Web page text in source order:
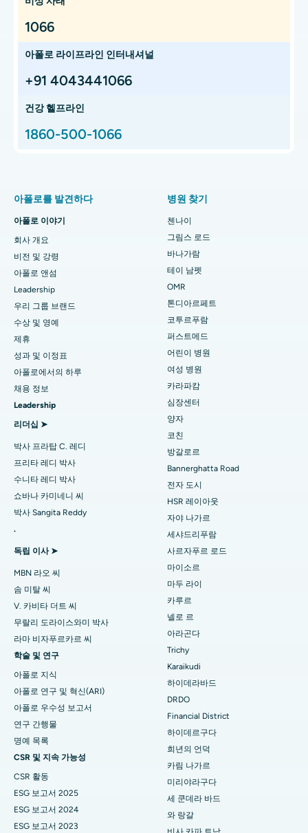
소화기내과 전문의를 찾아보세요
장기 이식 전문 외과의를 찾으세요
이비인후과 전문의를 찾아보세요
치과의사 찾기
소아과를 찾아보세요
피부과 전문의를 찾아보세요
비뇨기과 의사 찾기
당뇨병 전문의 찾기
산부인과 의사 찾기
일반의를 찾아보세요
심리학자 찾기
일반외과 의사를 찾아보세요
첸나이 테인암펫 최고의 암 병원
방갈로르 HSR 레이아웃 최고의 암 병원
첸나이 사우전드 라이츠 최고의 어린이 병원
첸나이 사우전드 라이츠 최고의 심장 센터
하이데라바드 주빌리 힐스 최고의 병원
첸나이 톤디아르펫 최고의 병원
첸나이 코투르푸람 최고의 병원
첸나이 카라파캄 최고의 병원
비자그 아릴로바 최고의 병원
러크나우 칸푸르 로드 최고의 병원
노이다 26구역 최고의 병원
간디나가르, 아메다바드 최고의 병원
안드라프라데시주 아라고다 최고의 병원
방갈로르 반네르가타 로드 최고의 병원
부바네스와르 Unit-15 최고의 병원
빌라스푸르 시파트 로드 최고의 병원
아메다바드 엘리스브리지 최고의 병원
뉴델리 최고의 병원
하이데라바드 DRDO 최고의 병원
구와하티 GS 로드 최고의 병원
하이데르구다, 하이데라바드 최고의 병원
인도르 비자이 나가르 최고의 병원
카키나다 수랴라오페타 메인 로드 최고의 병원
콜카타 카날 서큘러 로드 최고의 병원
체외충격파쇄석술
폐 이식
고관절 전 치환술
총 고관절 교체
슬리브 위 절제술
코 성형
지방 흡입술
Transcatheter 대동맥 판막 교체
MitraClip 밸브 수리
최소 침습 심장 수술
카테터 절제
ACL 재건 수술
역 어깨 교체
자궁 동맥 색전술
난소 방광 절제술
유방암 수술
근접 치료
대장 내시경 검사
폴립 절제술
복막 투석
신장 생검
부갑상선 절제술
1066
아폴로 라이프라인 인터내셔널
+91 4043441066
건강 헬프라인
1860-500-1066
아폴로를 발견하다
아폴로 이야기
회사 개요
비전 및 강령
아폴로 앤섬
Leadership
우리 그룹 브랜드
수상 및 영예
제휴
성과 및 이정표
아폴로에서의 하루
채용 정보
Leadership
리더십 ➤
박사 프라탑 C. 레디
프리타 레디 박사
수니타 레디 박사
쇼바나 카미네니 씨
박사 Sangita Reddy
.
독립 이사 ➤
MBN 라오 씨
솜 미탈 씨
V. 카비타 더트 씨
무랄리 도라이스와미 박사
라마 비자푸르카르 씨
학술 및 연구
아폴로 지식
아폴로 연구 및 혁신(ARI)
아폴로 우수성 보고서
연구 간행물
명예 목록
CSR 및 지속 가능성
CSR 활동
ESG 보고서 2025
ESG 보고서 2024
ESG 보고서 2023
병원 찾기
첸나이
그림스 로드
바나가람
테이 남펫
OMR
톤디아르페트
코투르푸람
퍼스트메드
어린이 병원
여성 병원
카라파캄
심장센터
양자
코친
방갈로르
Bannerghatta Road
전자 도시
HSR 레이아웃
자야 나가르
세샤드리푸람
사르자푸르 로드
마이소르
마두 라이
카루르
넬로 ​​르
아라곤다
Trichy
Karaikudi
하이데라바드
DRDO
Financial District
하이데르구다
희년의 언덕
카림 나가르
미리야라구다
세 쿤데라 바드
와 랑갈